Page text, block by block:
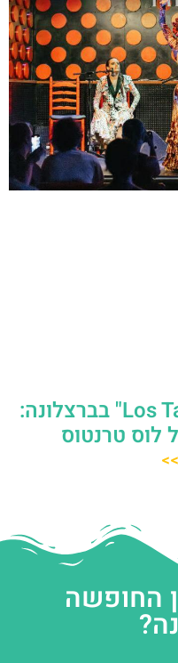
מופע פלמנקו "Los Tarantos" בברצלונה:
לוס טרנטוס
החופשה